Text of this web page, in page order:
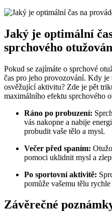
Jaký je optimální
sprchového
Pokud se zajímáte o sprchové
čas pro jeho provozování. Kdy je
osvěžující aktivitu? Zde je pět
maximálního efektu sprchového
Ráno po probuzení:
vás nakopne a nabije
probudit vaše tělo a mysl.
Večer před spaním:
pomoci uklidnit mysl a
Po sportovní aktivitě:
pomůže vašemu tělu
Závěrečné